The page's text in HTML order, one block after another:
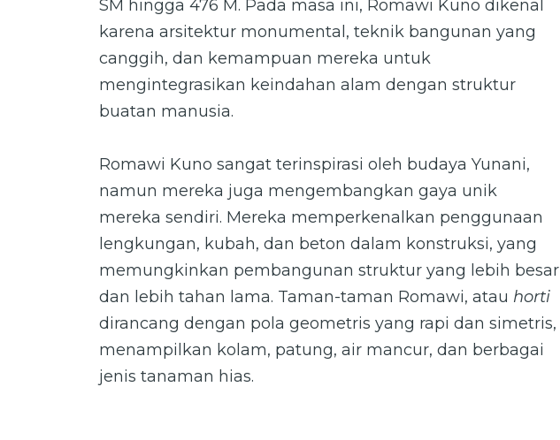
SM hingga 476 M. Pada masa ini, Romawi Kuno dikenal
karena arsitektur monumental, teknik bangunan yang
canggih, dan kemampuan mereka untuk
mengintegrasikan keindahan alam dengan struktur
buatan manusia.
Romawi Kuno sangat terinspirasi oleh budaya Yunani,
namun mereka juga mengembangkan gaya unik
mereka sendiri. Mereka memperkenalkan penggunaan
lengkungan, kubah, dan beton dalam konstruksi, yang
memungkinkan pembangunan struktur yang lebih besar
dan lebih tahan lama. Taman-taman Romawi, atau horti
dirancang dengan pola geometris yang rapi dan simetris,
menampilkan kolam, patung, air mancur, dan berbagai
jenis tanaman hias.